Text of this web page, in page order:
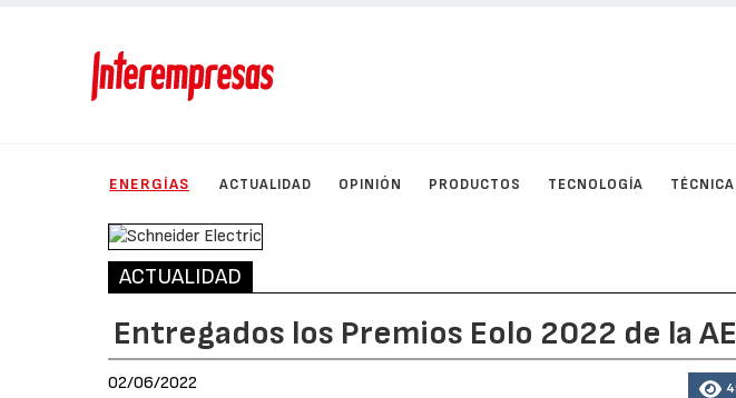
ENERGÍAS ACTUALIDAD OPINIÓN PRODUCTOS TECNOLOGÍA TÉCNICA
ACTUALIDAD
Entregados los Premios Eolo 2022 de la
02/06/2022